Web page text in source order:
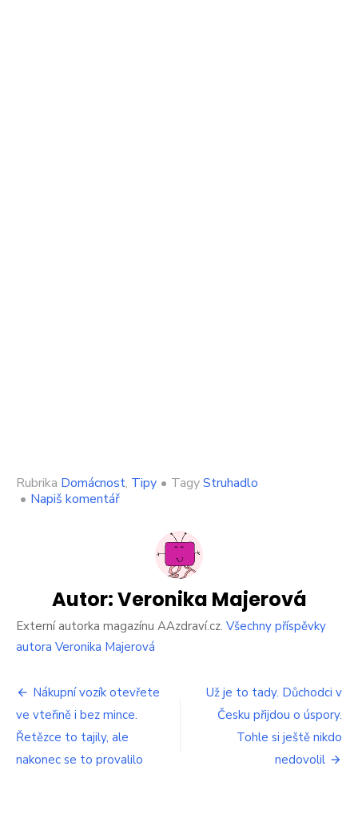
Rubrika Domácnost, Tipy • TagyStruhadlo
• Napiš komentářon
zásadně
alobalem.
potom
třikrát
lépe
Autor:Veronika Majerová
Externí autorka magazínu AAzdraví.cz. Všechny příspěvky
autora Veronika Majerová
Navigace
pro
příspěvek
Nákupní vozík otevřete
ve vteřině i bez mince.
Řetězce to tajily, ale
nakonec se to provalilo
Už je to tady. Důchodci v
Česku přijdou o úspory.
Tohle si ještě nikdo
nedovolil